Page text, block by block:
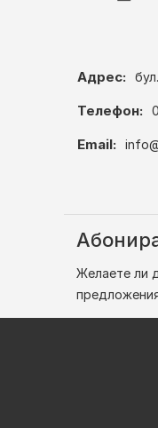
Адрес:
Телефон:
Email:
Желаете ли